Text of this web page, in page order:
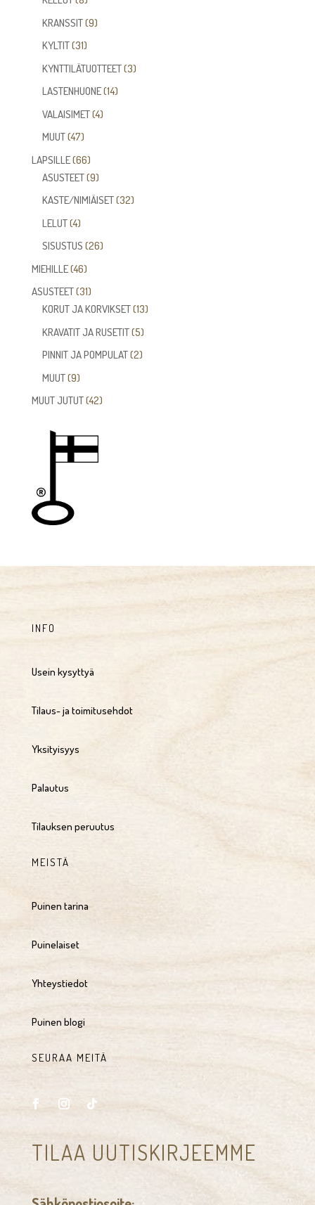
tuotetta
KRANSSIT 99
KYLTIT 3131
tuotetta
KYNTTILÄTUOTTEET 33
LASTENHUONE 1414
VALAISIMET 44
MUUT 4747
tuotetta
LAPSILLE 6666
tuotetta
ASUSTEET 99
tuotetta
KASTE/NIMIÄISET 3232
LELUT 44
tuotetta
SISUSTUS 2626
MIEHILLE 4646
tuotetta
ASUSTEET 3131
tuotetta
KORUT JA KORVIKSET 1313
KRAVATIT JA RUSETIT 55
tuotetta
PINNIT JA POMPULAT 22
MUUT 99
tuotetta
MUUT JUTUT 4242
INFO
Usein kysyttyä
Tilaus- ja toimitusehdot
Yksityisyys
Palautus
Tilauksen peruutus
MEISTÄ
Puinen tarina
Puinelaiset
Yhteystiedot
Puinen blogi
SEURAA MEITÄ
TILAA UUTISKIRJEEMME